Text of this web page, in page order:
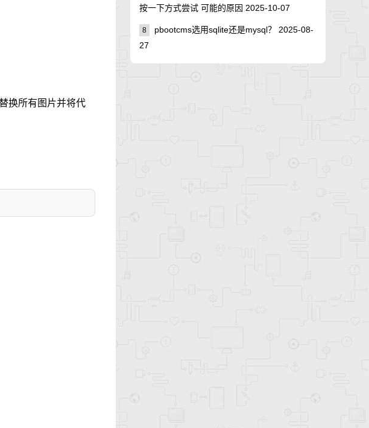
换所有图片并将代
按一下方式尝试 可能的原因 2025-10-07
8 pbootcms选用sqlite还是mysql？
2025-08-
27